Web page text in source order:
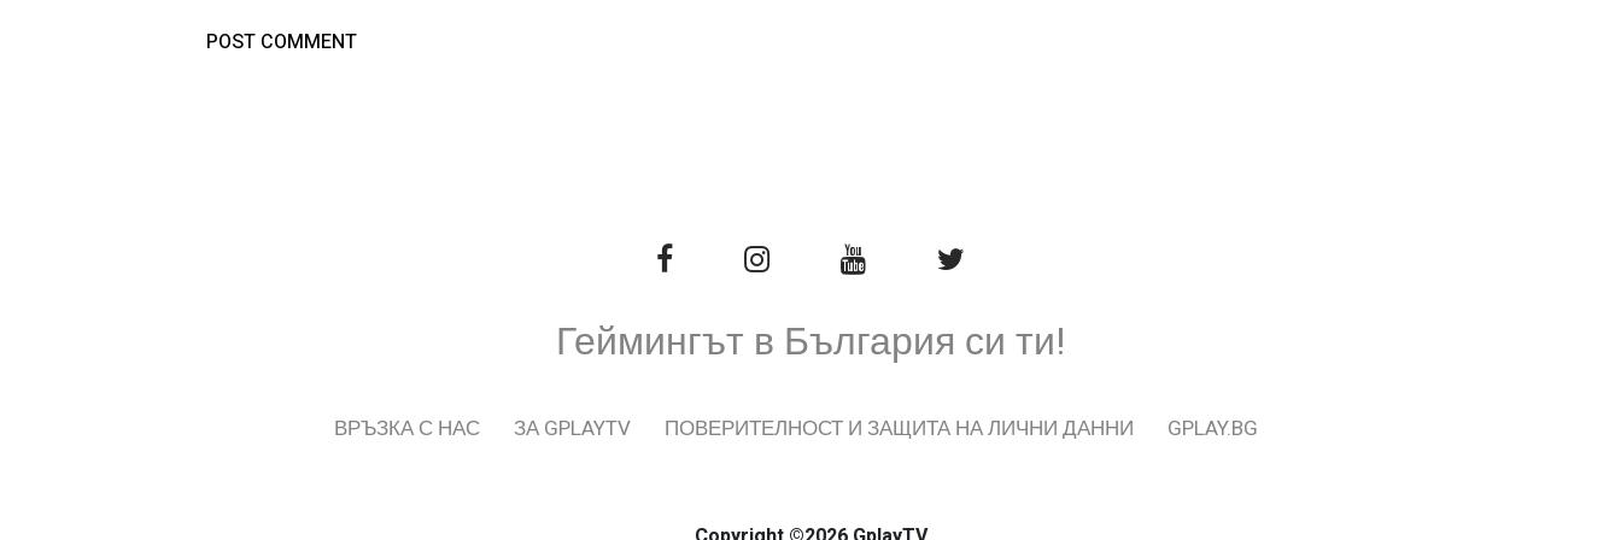
Геймингът в България си ти!
ВРЪЗКА С НАС ЗА GPLAYTV ПОВЕРИТЕЛНОСТ И ЗАЩИТА НА ЛИЧНИ ДАННИ GPLAY.BG